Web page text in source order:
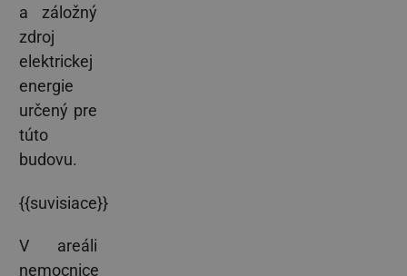
a záložný
zdroj
elektrickej
energie
určený pre
túto
budovu.
{{suvisiace}}
V areáli
nemocnice